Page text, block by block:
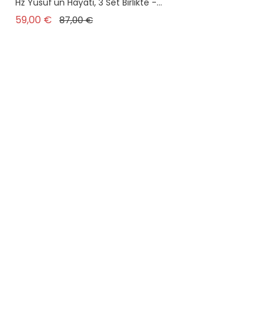
Hz Yusuf'un Hayatı, 3 Set Birlikte -...
59,00 € Prix de base
87,00 €Prix